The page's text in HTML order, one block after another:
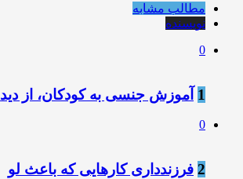
مطالب مشابه
نویسنده
0
1 ️آموزش جنسی به کودکان، از دید
0
2 فرزندداری کارهایی که باعث لو